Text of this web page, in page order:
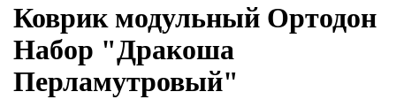
Коврик модульный Ортодон
Набор "Дракоша
Перламутровый"